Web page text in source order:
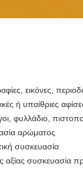
εικόνες,
ή υπαίθριες
φυλλάδιο,
αρώματος
συσκευασία
αξίας συσκευασία